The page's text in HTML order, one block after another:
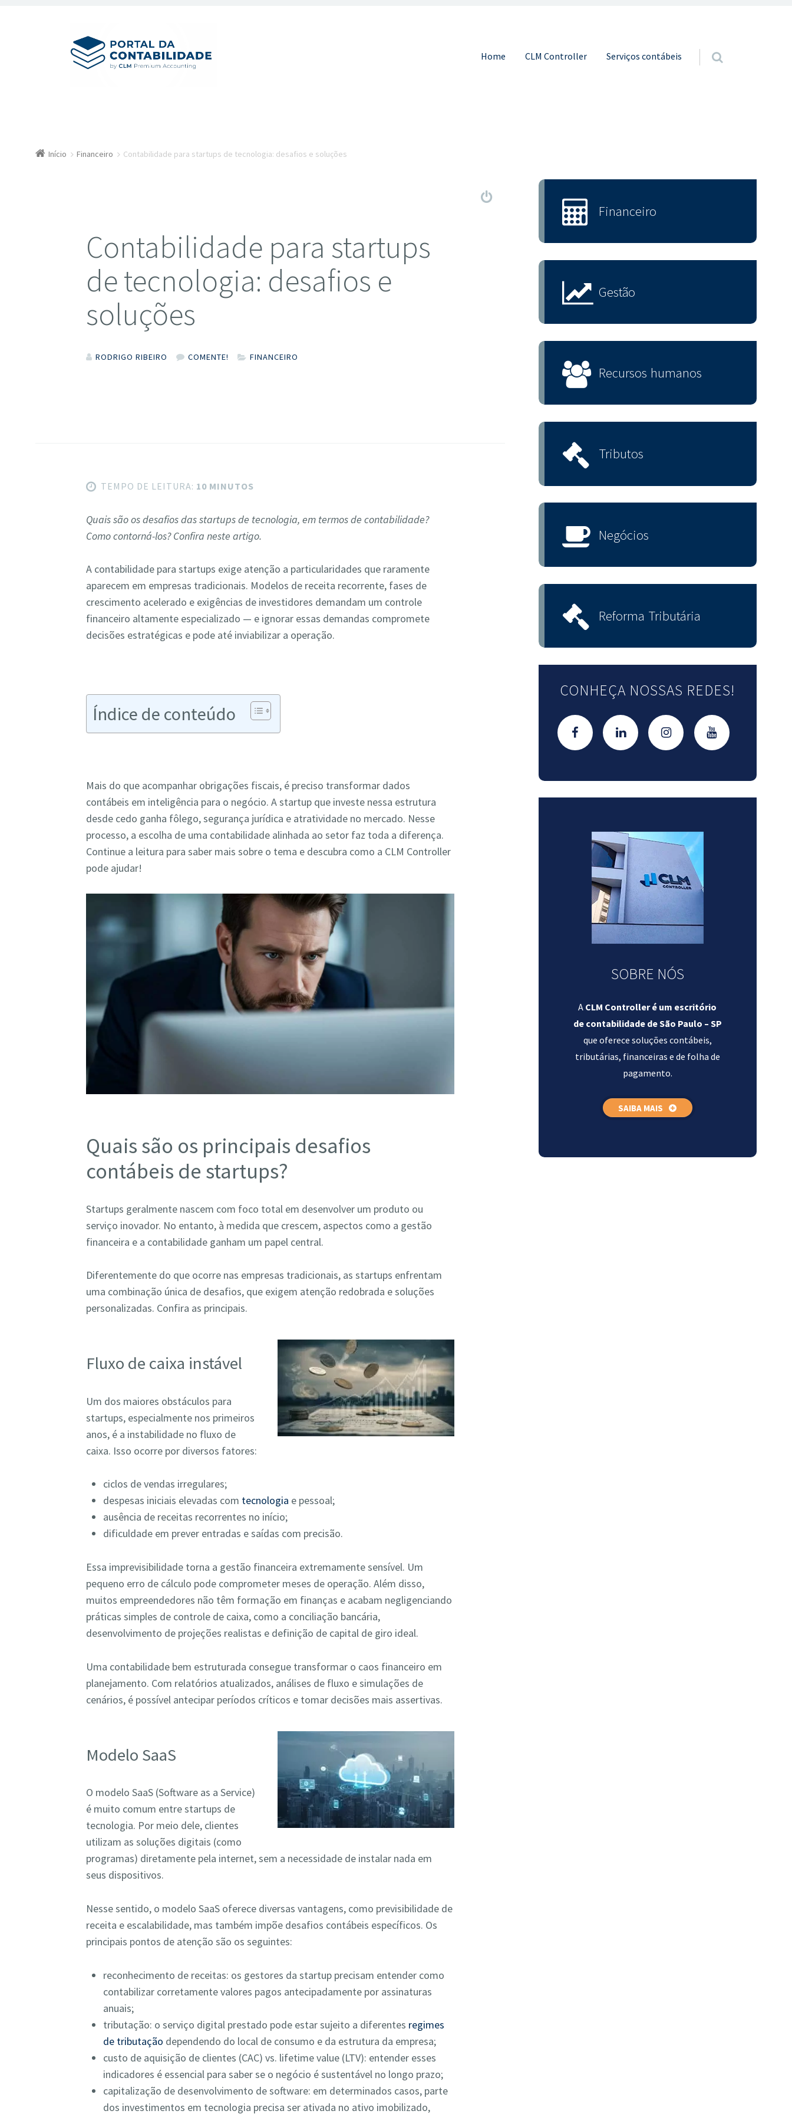
Pular para o conteúdo
Home CLM Controller Serviços contábeis
Início Financeiro Contabilidade para startups de tecnologia: desafios e soluções
Contabilidade para startups
de tecnologia: desafios e
soluções
RODRIGO RIBEIRO COMENTE! FINANCEIRO
TEMPO DE LEITURA: 10 MINUTOS
Quais são os desafios das startups de tecnologia, em termos de contabilidade?
Como contorná-los? Confira neste artigo.
A contabilidade para startups exige atenção a particularidades que raramente
aparecem em empresas tradicionais. Modelos de receita recorrente, fases de
crescimento acelerado e exigências de investidores demandam um controle
financeiro altamente especializado — e ignorar essas demandas compromete
decisões estratégicas e pode até inviabilizar a operação.
Índice de conteúdo
Mais do que acompanhar obrigações fiscais, é preciso transformar dados
contábeis em inteligência para o negócio. A startup que investe nessa estrutura
desde cedo ganha fôlego, segurança jurídica e atratividade no mercado. Nesse
processo, a escolha de uma contabilidade alinhada ao setor faz toda a diferença.
Continue a leitura para saber mais sobre o tema e descubra como a CLM Controller
pode ajudar!
Quais são os principais desafios
contábeis de startups?
Startups geralmente nascem com foco total em desenvolver um produto ou
serviço inovador. No entanto, à medida que crescem, aspectos como a gestão
financeira e a contabilidade ganham um papel central.
Diferentemente do que ocorre nas empresas tradicionais, as startups enfrentam
uma combinação única de desafios, que exigem atenção redobrada e soluções
personalizadas. Confira as principais.
Fluxo de caixa instável
Um dos maiores obstáculos para
startups, especialmente nos primeiros
anos, é a instabilidade no fluxo de
caixa. Isso ocorre por diversos fatores:
ciclos de vendas irregulares;
despesas iniciais elevadas com tecnologia e pessoal;
ausência de receitas recorrentes no início;
dificuldade em prever entradas e saídas com precisão.
Essa imprevisibilidade torna a gestão financeira extremamente sensível. Um
pequeno erro de cálculo pode comprometer meses de operação. Além disso,
muitos empreendedores não têm formação em finanças e acabam negligenciando
práticas simples de controle de caixa, como a conciliação bancária,
desenvolvimento de projeções realistas e definição de capital de giro ideal.
Uma contabilidade bem estruturada consegue transformar o caos financeiro em
planejamento. Com relatórios atualizados, análises de fluxo e simulações de
cenários, é possível antecipar períodos críticos e tomar decisões mais assertivas.
Modelo SaaS
O modelo SaaS (Software as a Service)
é muito comum entre startups de
tecnologia. Por meio dele, clientes
utilizam as soluções digitais (como
programas) diretamente pela internet, sem a necessidade de instalar nada em
seus dispositivos.
Nesse sentido, o modelo SaaS oferece diversas vantagens, como previsibilidade de
receita e escalabilidade, mas também impõe desafios contábeis específicos. Os
principais pontos de atenção são os seguintes:
reconhecimento de receitas: os gestores da startup precisam entender como
contabilizar corretamente valores pagos antecipadamente por assinaturas
anuais;
tributação: o serviço digital prestado pode estar sujeito a diferentes regimes
de tributação dependendo do local de consumo e da estrutura da empresa;
custo de aquisição de clientes (CAC) vs. lifetime value (LTV): entender esses
indicadores é essencial para saber se o negócio é sustentável no longo prazo;
capitalização de desenvolvimento de software: em determinados casos, parte
dos investimentos em tecnologia precisa ser ativada no ativo imobilizado,
Financeiro
Gestão
Recursos humanos
Tributos
Negócios
Reforma Tributária
CONHEÇA NOSSAS REDES!
SOBRE NÓS
A CLM Controller é um escritório
de contabilidade de São Paulo – SP
que oferece soluções contábeis,
tributárias, financeiras e de folha de
pagamento.
SAIBA MAIS